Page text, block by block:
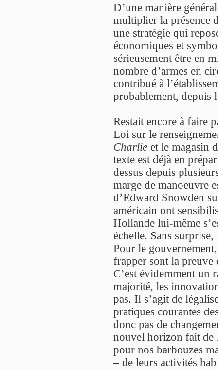
D’une manière
multiplier la présence
une stratégie qui
économiques et
sérieusement être en
nombre d’armes en
contribué à
probablement, depuis
Restait encore à faire
Loi sur le
Charlie et le magasin
texte est déjà en
dessus depuis
marge de manoeuvre
d’Edward Snowden
américain ont
Hollande lui-même
échelle. Sans
Pour le
frapper sont la preuve
C’est évidemment un
majorité, les
pas. Il s’agit de
pratiques courantes
donc pas de
nouvel horizon fait de
pour nos barbouzes
– de leurs activités